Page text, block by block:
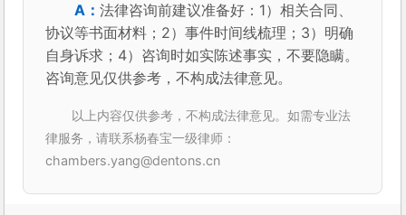
法律咨询前建议准备好：1）相关合同、
协议等书面材料；2）事件时间线梳理；3）明确
自身诉求；4）咨询时如实陈述事实，不要隐瞒。
咨询意见仅供参考，不构成法律意见。
以上内容仅供参考，不构成法律意见。如需专业法
律服务，请联系杨春宝一级律师：
chambers.yang@dentons.cn